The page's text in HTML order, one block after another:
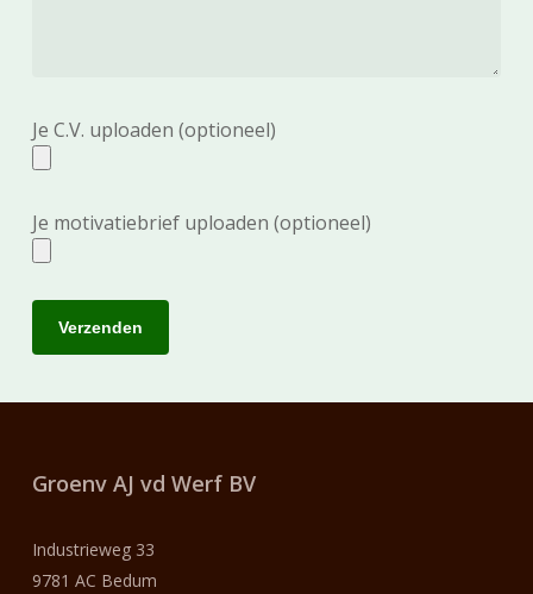
Je C.V. uploaden (optioneel)
Je motivatiebrief uploaden (optioneel)
Groenv AJ vd WerfBV
Industrieweg 33
9781 AC Bedum